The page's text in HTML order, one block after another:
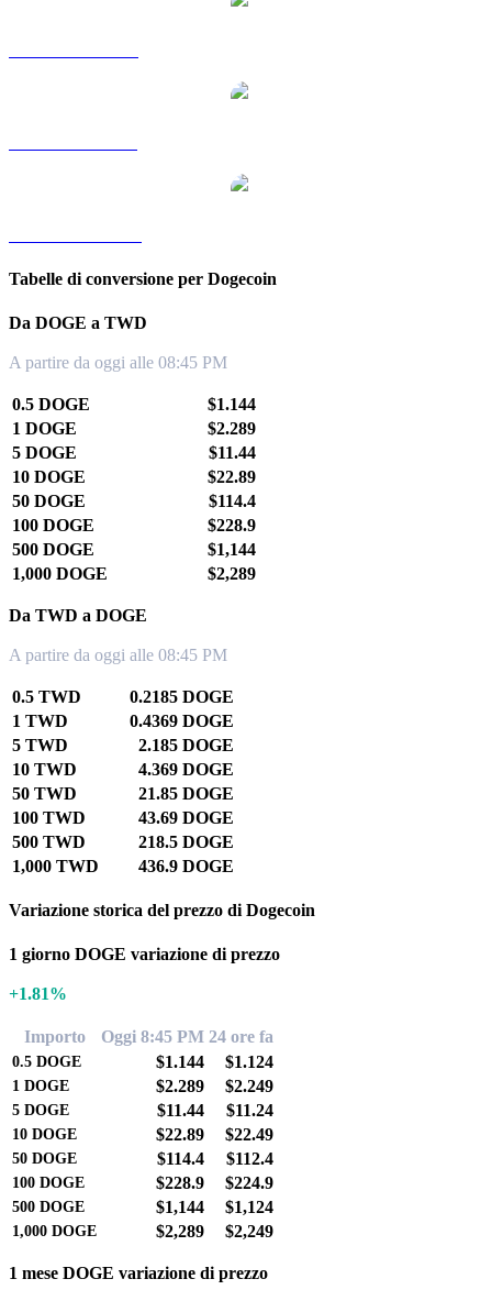
Tabelle di conversione per Dogecoin
Da DOGE a TWD
A partire da oggi alle 08:45 PM
0.5 DOGE
$1.144
1 DOGE
$2.289
5 DOGE
$11.44
10 DOGE
$22.89
50 DOGE
$114.4
100 DOGE
$228.9
500 DOGE
$1,144
1,000 DOGE
$2,289
Da TWD a DOGE
A partire da oggi alle 08:45 PM
0.5 TWD
0.2185 DOGE
1 TWD
0.4369 DOGE
5 TWD
2.185 DOGE
10 TWD
4.369 DOGE
50 TWD
21.85 DOGE
100 TWD
43.69 DOGE
500 TWD
218.5 DOGE
1,000 TWD
436.9 DOGE
Variazione storica del prezzo di Dogecoin
1 giorno DOGE variazione di prezzo
+1.81%
Importo Oggi 8:45 PM 24 ore fa
0.5 DOGE $1.144 $1.124
1 DOGE $2.289 $2.249
5 DOGE $11.44 $11.24
10 DOGE $22.89 $22.49
50 DOGE $114.4 $112.4
100 DOGE $228.9 $224.9
500 DOGE $1,144 $1,124
1,000 DOGE $2,289 $2,249
1 mese DOGE variazione di prezzo